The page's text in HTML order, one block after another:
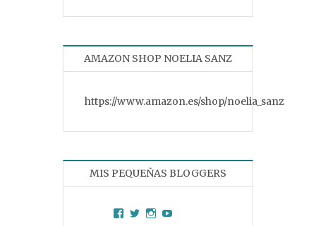
AMAZON SHOP NOELIA SANZ
https://www.amazon.es/shop/noelia_sanz
MIS PEQUEÑAS BLOGGERS
Facebook
TwitterInstagram